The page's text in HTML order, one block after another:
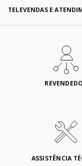
TELEVENDAS E
ASSISTÊNCIA